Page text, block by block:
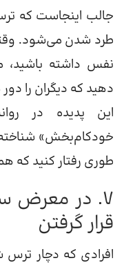
جالب اینجاست که
طرد شدن می‌شود.
نفس داشته
دهید که دیگران را
این پدیده در
خودکام‌بخش»
طوری رفتار کنید که
۷. در معرض
قرار گرفتن
افرادی که دچار